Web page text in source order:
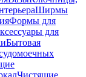
Ширмы
Формы для
для
Бытовая
Чистящие